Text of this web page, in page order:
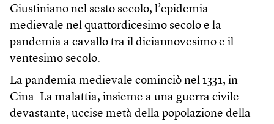
Giustiniano nel sesto secolo, l’epidemia
medievale nel quattordicesimo secolo e la
pandemia a cavallo tra il diciannovesimo e il
ventesimo secolo.
La pandemia medievale cominciò nel 1331, in
Cina. La malattia, insieme a una guerra civile
devastante, uccise metà della popolazione della